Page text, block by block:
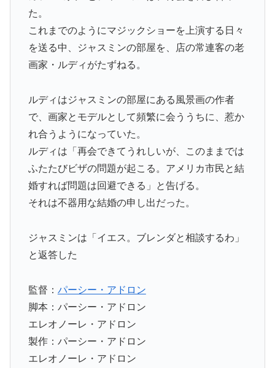
た。
これまでのようにマジックショーを上演する日々
を送る中、ジャスミンの部屋を、店の常連客の老
画家・ルディがたずねる。
ルディはジャスミンの部屋にある風景画の作者
で、画家とモデルとして頻繁に会ううちに、惹か
れ合うようになっていた。
ルディは「再会できてうれしいが、このままでは
ふたたびビザの問題が起こる。アメリカ市民と結
婚すれば問題は回避できる」と告げる。
それは不器用な結婚の申し出だった。
ジャスミンは「イエス。ブレンダと相談するわ」
と返答した
監督： パーシー・アドロン
脚本：パーシー・アドロン
エレオノーレ・アドロン
製作：パーシー・アドロン
エレオノーレ・アドロン